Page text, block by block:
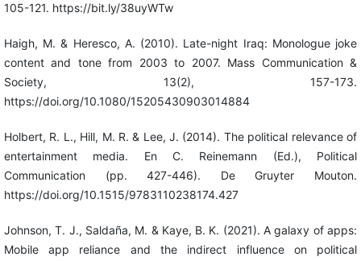
105-121. https://bit.ly/38uyWTw
Haigh, M. & Heresco, A. (2010). Late-night Iraq: Monologue joke
content and tone from 2003 to 2007. Mass Communication &
Society, 13(2), 157-173.
https://doi.org/10.1080/15205430903014884
Holbert, R. L., Hill, M. R. & Lee, J. (2014). The political relevance of
entertainment media. En C. Reinemann (Ed.), Political
Communication (pp. 427-446). De Gruyter Mouton.
https://doi.org/10.1515/9783110238174.427
Johnson, T. J., Saldaña, M. & Kaye, B. K. (2021). A galaxy of apps:
Mobile app reliance and the indirect influence on political